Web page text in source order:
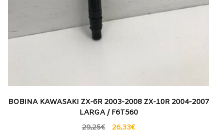
BOBINA KAWASAKI ZX-6R 2003-2008 ZX-10R 2004-2007
LARGA / F6T560
29,25€ 26,33€